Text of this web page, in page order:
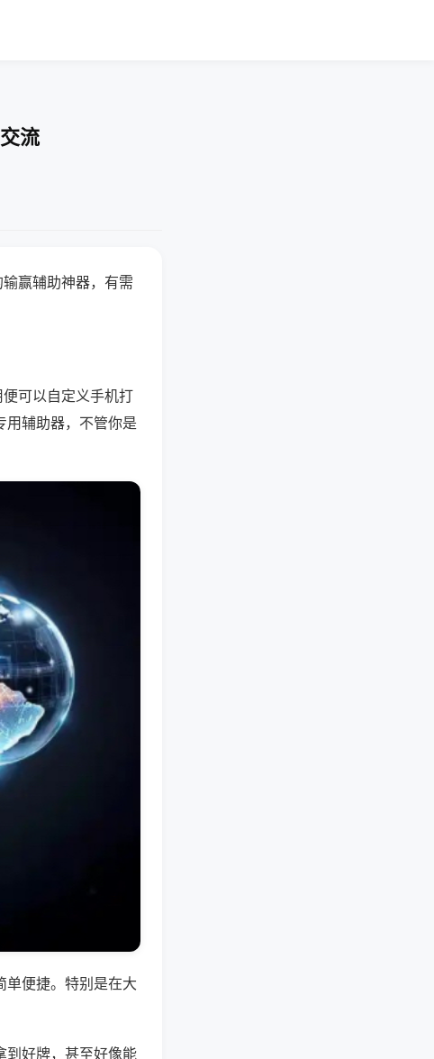
流
赢辅助神器，有需
可以自定义手机打
用辅助器，不管你是
单便捷。特别是在大
到好牌，甚至好像能